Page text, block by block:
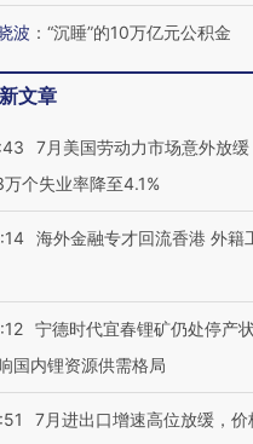
波 ： “沉睡”的10万亿元公积金
文章
7月美国劳动力市场意外放
万个失业率降至4.1%
海外金融专才回流香港 外籍
宁德时代宜春锂矿仍处停产
国内锂资源供需格局
7月进出口增速高位放缓，